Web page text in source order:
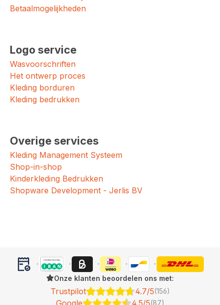
Betaalmogelijkheden
Logo service
Wasvoorschriften
Het ontwerp proces
Kleding borduren
Kleding bedrukken
Overige services
Kleding Management Systeem
Shop-in-shop
Kinderkleding Bedrukken
Shopware Development - Jerlis BV
Onze klanten beoordelen ons met:
Trustpilot 4.7/5(156)
Google 4.5/5(87)